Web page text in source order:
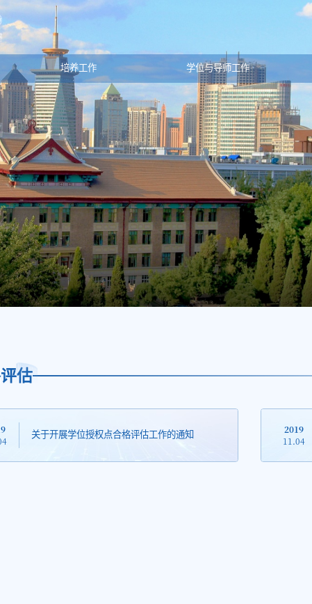
培养工作 学位与导师工作
估
关于开展学位授权点合格评估工作的通知
2019
11.04